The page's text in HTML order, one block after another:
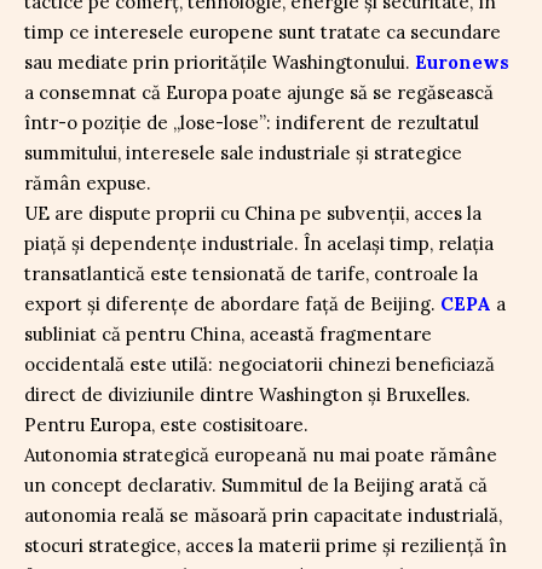
timp ce interesele europene sunt tratate ca secundare
sau mediate prin prioritățile Washingtonului. Euronews
a consemnat că Europa poate ajunge să se regăsească
într-o poziție de „lose-lose”: indiferent de rezultatul
summitului, interesele sale industriale și strategice
rămân expuse.
UE are dispute proprii cu China pe subvenții, acces la
piață și dependențe industriale. În același timp, relația
transatlantică este tensionată de tarife, controale la
export și diferențe de abordare față de Beijing. CEPA a
subliniat că pentru China, această fragmentare
occidentală este utilă: negociatorii chinezi beneficiază
direct de diviziunile dintre Washington și Bruxelles.
Pentru Europa, este costisitoare.
Autonomia strategică europeană nu mai poate rămâne
un concept declarativ. Summitul de la Beijing arată că
autonomia reală se măsoară prin capacitate industrială,
stocuri strategice, acces la materii prime și reziliență în